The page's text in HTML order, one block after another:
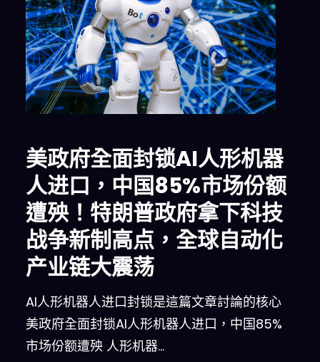
美政府全面封锁AI人形机器
人进口，中国85%市场份额
遭殃！特朗普政府拿下科技
战争新制高点，全球自动化
产业链大震荡
AI人形机器人进口封锁是這篇文章討論的核心
美政府全面封锁AI人形机器人进口，中国85%
市场份额遭殃 人形机器…